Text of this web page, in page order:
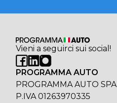
Vieni a seguirci sui social!
PROGRAMMA AUTO
PROGRAMMA AUTO SPA
P.IVA 01263970335